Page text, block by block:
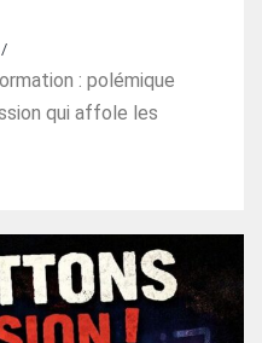
: polémique
qui affole les